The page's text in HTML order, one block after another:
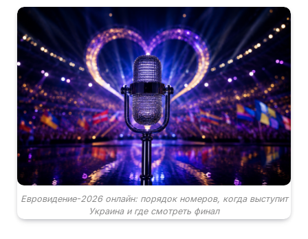
Евровидение-2026 онлайн: порядок номеров, когда выступит
Украина и где смотреть финал